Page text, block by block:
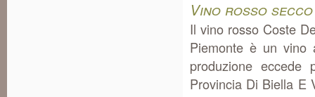
Vino rosso secco
Il vino rosso Coste
Piemonte è un
produzione eccede
Provincia Di Biella E